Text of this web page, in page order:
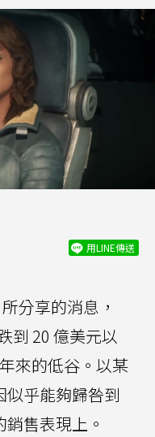
用LINE傳送
分享的消息，
到 20 億美元以
來的低谷。以某
乎能夠歸咎到
銷售表現上。